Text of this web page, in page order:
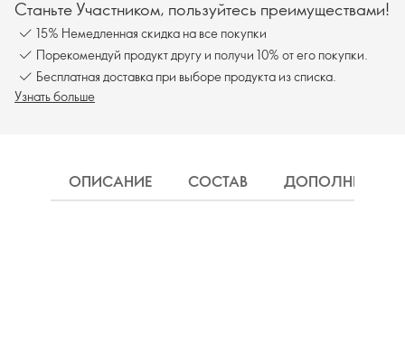
Станьте Участником, пользуйтесь преимуществами!
15% Немедленная скидка на все покупки
Порекомендуй продукт другу и получи 10% от его покупки.
Бесплатная доставка при выборе продукта из списка.
Узнать больше
ОПИСАНИЕ СОСТАВ